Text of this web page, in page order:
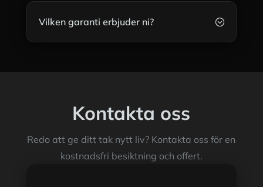
;
Vilken garanti erbjuder ni?
Kontakta oss
Redo att ge ditt tak nytt liv? Kontakta oss för en
kostnadsfri besiktning och offert.